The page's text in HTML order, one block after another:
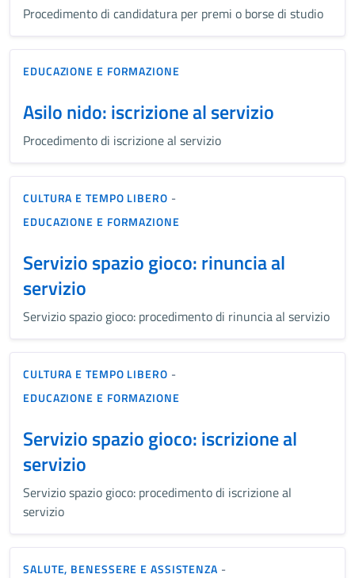
Procedimento di candidatura per premi o borse di studio
EDUCAZIONE E FORMAZIONE
Asilo nido: iscrizione al servizio
Procedimento di iscrizione al servizio
CULTURA E TEMPO LIBERO -
EDUCAZIONE E FORMAZIONE
Servizio spazio gioco: rinuncia al
servizio
Servizio spazio gioco: procedimento di rinuncia al servizio
CULTURA E TEMPO LIBERO -
EDUCAZIONE E FORMAZIONE
Servizio spazio gioco: iscrizione al
servizio
Servizio spazio gioco: procedimento di iscrizione al
servizio
SALUTE, BENESSERE E ASSISTENZA -